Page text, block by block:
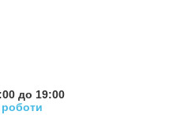
до 19:00
роботи